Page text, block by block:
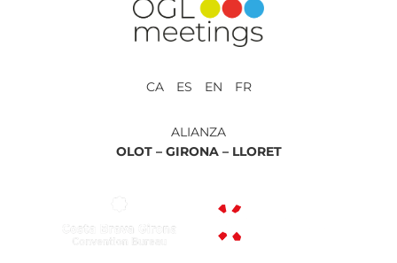
CA ES EN FR
ALIANZA
OLOT – GIRONA – LLORET